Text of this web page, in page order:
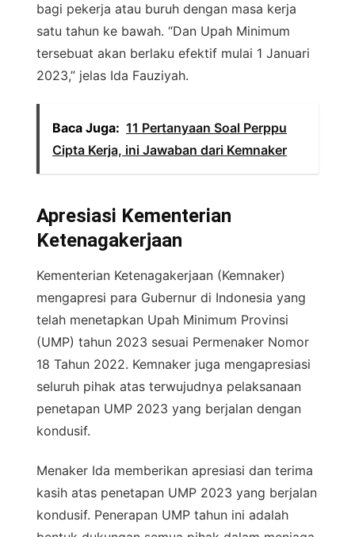
bagi pekerja atau buruh dengan masa kerja
satu tahun ke bawah. “Dan Upah Minimum
tersebuat akan berlaku efektif mulai 1 Januari
2023,” jelas Ida Fauziyah.
Baca Juga: 11 Pertanyaan Soal Perppu
Cipta Kerja, ini Jawaban dari Kemnaker
Apresiasi Kementerian
Ketenagakerjaan
Kementerian Ketenagakerjaan (Kemnaker)
mengapresi para Gubernur di Indonesia yang
telah menetapkan Upah Minimum Provinsi
(UMP) tahun 2023 sesuai Permenaker Nomor
18 Tahun 2022. Kemnaker juga mengapresiasi
seluruh pihak atas terwujudnya pelaksanaan
penetapan UMP 2023 yang berjalan dengan
kondusif.
Menaker Ida memberikan apresiasi dan terima
kasih atas penetapan UMP 2023 yang berjalan
kondusif. Penerapan UMP tahun ini adalah